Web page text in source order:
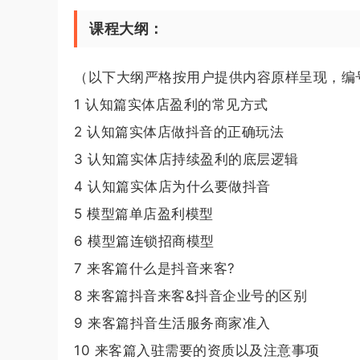
课程大纲：
（以下大纲严格按用户提供内容原样呈现，编
1 认知篇实体店盈利的常见方式
2 认知篇实体店做抖音的正确玩法
3 认知篇实体店持续盈利的底层逻辑
4 认知篇实体店为什么要做抖音
5 模型篇单店盈利模型
6 模型篇连锁招商模型
7 来客篇什么是抖音来客?
8 来客篇抖音来客&抖音企业号的区别
9 来客篇抖音生活服务商家准入
10 来客篇入驻需要的资质以及注意事项